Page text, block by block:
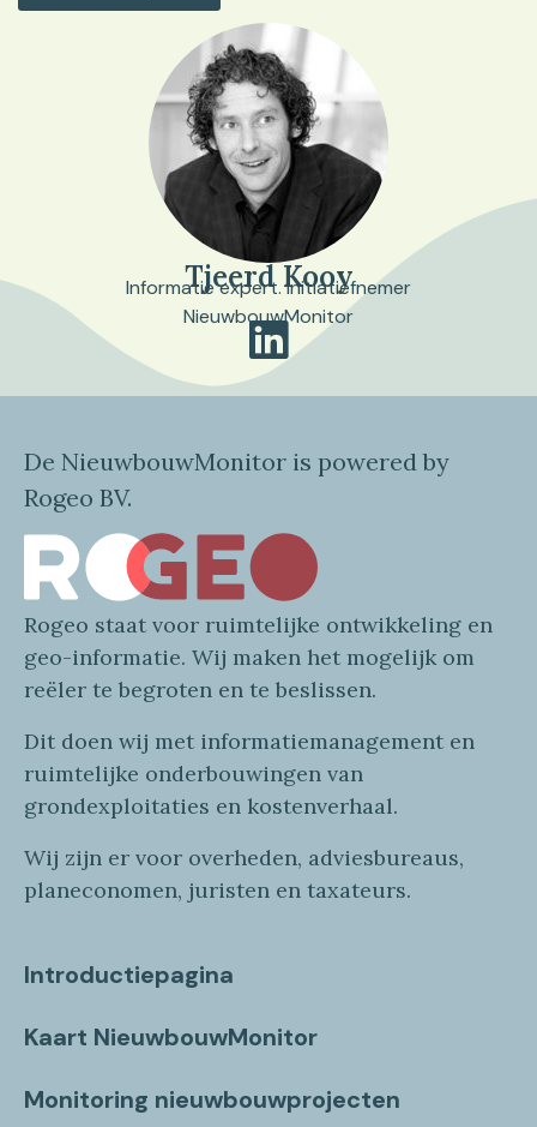
Tjeerd Kooy
Informatie expert. Initiatiefnemer
NieuwbouwMonitor
De NieuwbouwMonitor is powered by
Rogeo BV.
Rogeo staat voor ruimtelijke ontwikkeling en
geo-informatie. Wij maken het mogelijk om
reëler te begroten en te beslissen.
Dit doen wij met informatiemanagement en
ruimtelijke onderbouwingen van
grondexploitaties en kostenverhaal.
Wij zijn er voor overheden, adviesbureaus,
planeconomen, juristen en taxateurs.
Introductiepagina
Kaart NieuwbouwMonitor
Monitoring nieuwbouwprojecten